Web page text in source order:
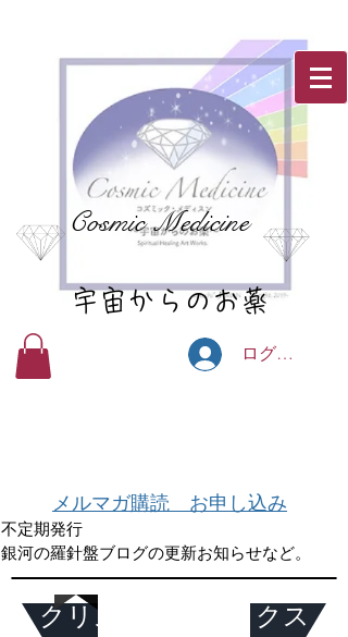
Cosmic Medicine
宇宙からのお薬
ログイン
メルマガ購読 お申し込み
不定期発行
銀河の羅針盤ブログの更新お知らせなど。
クリスマス・ソックス